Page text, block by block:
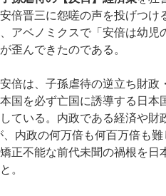
倍晋三に怨嗟の声を投げつけ
アベノミクスで「安倍は幼児
歪んできたのである。
倍は、子孫虐待の逆立ち財政
国を必ず亡国に誘導する日本
ている。内政である経済や財
、内政の何万倍も何百万倍も
正不能な前代未聞の禍根を日
。